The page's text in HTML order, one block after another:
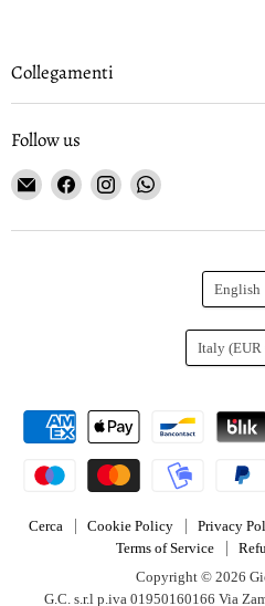
Collegamenti
Follow us
Email
Gioielleria
Curnis
Find
on
Find
on
Find
on
Cerca Cookie Policy Privacy
Terms of Service
Copyright © 2026
G.C. s.r.l p.iva 01950160166 Via
English
Country
Italy